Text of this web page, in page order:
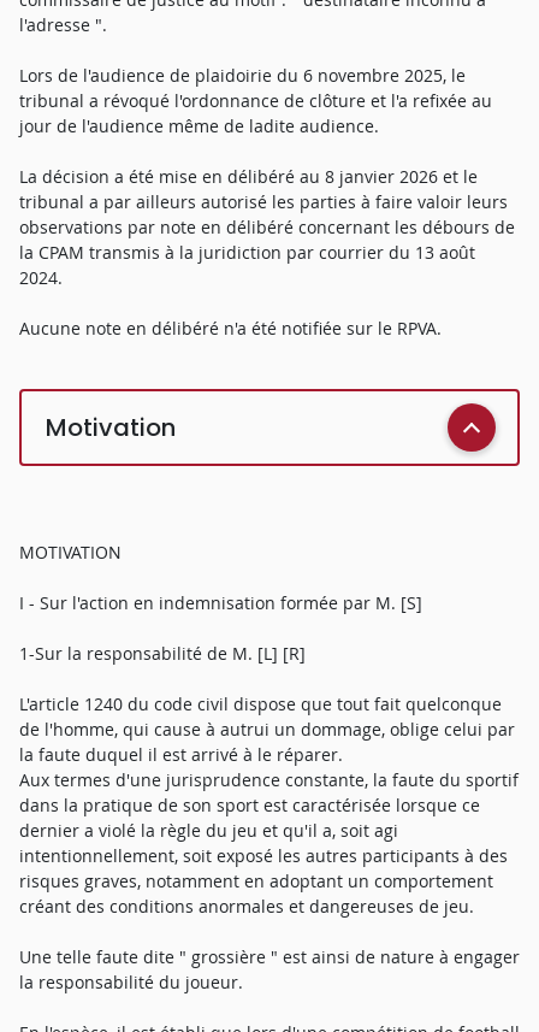
l'adresse ".
Lors de l'audience de plaidoirie du 6 novembre 2025, le
tribunal a révoqué l'ordonnance de clôture et l'a refixée au
jour de l'audience même de ladite audience.
La décision a été mise en délibéré au 8 janvier 2026 et le
tribunal a par ailleurs autorisé les parties à faire valoir leurs
observations par note en délibéré concernant les débours de
la CPAM transmis à la juridiction par courrier du 13 août
2024.
Aucune note en délibéré n'a été notifiée sur le RPVA.
Motivation
MOTIVATION
I - Sur l'action en indemnisation formée par M. [S]
1-Sur la responsabilité de M. [L] [R]
L'article 1240 du code civil dispose que tout fait quelconque
de l'homme, qui cause à autrui un dommage, oblige celui par
la faute duquel il est arrivé à le réparer.
Aux termes d'une jurisprudence constante, la faute du sportif
dans la pratique de son sport est caractérisée lorsque ce
dernier a violé la règle du jeu et qu'il a, soit agi
intentionnellement, soit exposé les autres participants à des
risques graves, notamment en adoptant un comportement
créant des conditions anormales et dangereuses de jeu.
Une telle faute dite " grossière " est ainsi de nature à engager
la responsabilité du joueur.